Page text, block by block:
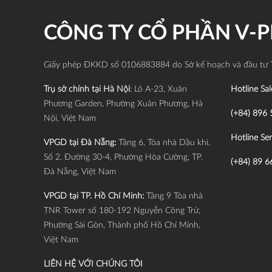
CÔNG TY CỔ PHẦN V-
Giấy phép ĐKKD số 0106883884 do Sở kế hoạch và đầu
Trụ sở chính tại Hà Nội: Lô A-23, Xuân
Phương Garden, Phường Xuân Phương, Hà
Nội, Việt Nam
VPGD tại Đà Nẵng: Tầng 6, Tòa nhà Dầu khí,
Số 2, Đường 30-4, Phường Hòa Cường, TP.
Đà Nẵng, Việt Nam
VPGD tại TP. Hồ Chí Minh:
Tầng 9 Tòa nhà
TNR Tower số 180-192 Nguyễn Công Trứ,
Phường Sài Gòn, Thành phố Hồ Chí Minh,
Việt Nam
LIÊN HỆ VỚI CHÚNG TÔI
Hotline
(+84) 896
Hotline
(+84) 89